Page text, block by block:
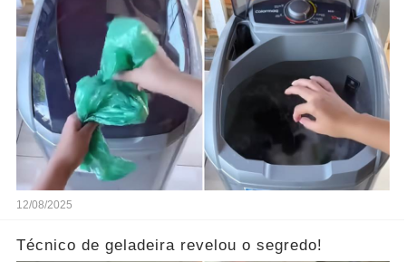
12/08/2025
Técnico de geladeira revelou o segredo!